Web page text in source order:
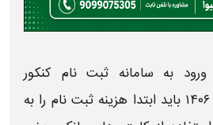
به سامانه ثبت نام کنکور
باید ابتدا هزینه ثبت‌ نام را به‌